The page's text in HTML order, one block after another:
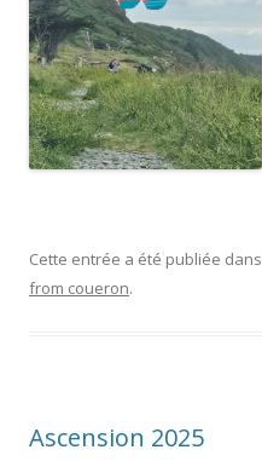
Cette entrée a été publiée dans
from coueron.
Ascension 2025